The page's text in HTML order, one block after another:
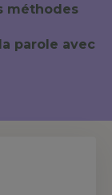
méthodes
parole avec